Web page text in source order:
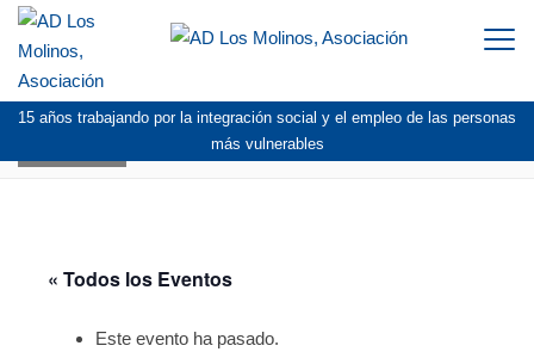
15 años trabajando por la integración social y el empleo de las personas
más vulnerables
« Todos los Eventos
Este evento ha pasado.